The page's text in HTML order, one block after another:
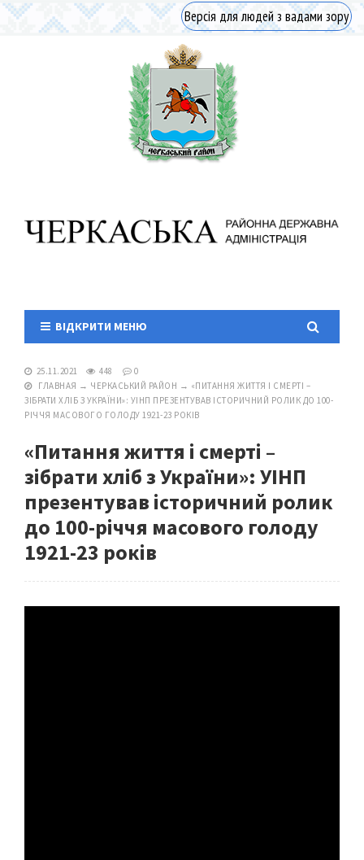
Версія для людей з вадами зору
ВІДКРИТИ МЕНЮ
25.11.2021 448
0
ГЛАВНАЯ → ЧЕРКАСЬКИЙ РАЙОН → «ПИТАННЯ ЖИТТЯ І СМЕРТІ –
ЗІБРАТИ ХЛІБ З УКРАЇНИ»: УІНП ПРЕЗЕНТУВАВ ІСТОРИЧНИЙ РОЛИК ДО 100-
РІЧЧЯ МАСОВОГО ГОЛОДУ 1921-23 РОКІВ
«Питання життя і смерті –
зібрати хліб з України»: УІНП
презентував історичний ролик
до 100-річчя масового голоду
1921-23 років